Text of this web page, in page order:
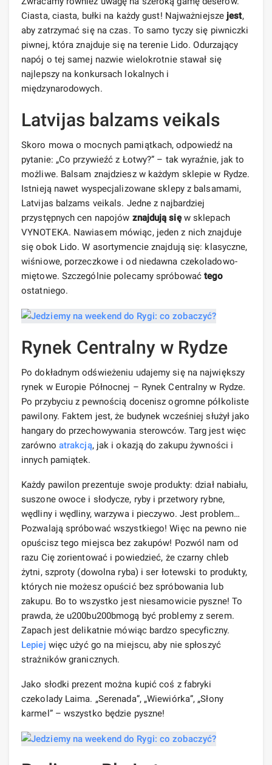
Ciasta, ciasta, bułki na każdy gust! Najważniejszejest,
aby zatrzymać się na czas. To samo tyczy się piwniczki
piwnej, która znajduje się na terenie Lido. Odurzający
napój o tej samej nazwie wielokrotnie stawał się
najlepszy na konkursach lokalnych i
międzynarodowych.
Latvijas balzams veikals
Skoro mowa o mocnych pamiątkach, odpowiedź na
pytanie: „Co przywieźć z Łotwy?” – tak wyraźnie, jak to
możliwe. Balsam znajdziesz w każdym sklepie w Rydze.
Istnieją nawet wyspecjalizowane sklepy z balsamami,
Latvijas balzams veikals. Jedne z najbardziej
przystępnych cen napojów znajdują sięw sklepach
VYNOTEKA. Nawiasem mówiąc, jeden z nich znajduje
się obok Lido. W asortymencie znajdują się: klasyczne,
wiśniowe, porzeczkowe i od niedawna czekoladowo-
miętowe. Szczególnie polecamy spróbować tego
ostatniego.
Rynek Centralny w Rydze
Po dokładnym odświeżeniu udajemy się na największy
rynek w Europie Północnej – Rynek Centralny w Rydze.
Po przybyciu z pewnością docenisz ogromne półkoliste
pawilony. Faktem jest, że budynek wcześniej służył jako
hangary do przechowywania sterowców. Targ jest więc
zarówno atrakcją, jak i okazją do zakupu żywności i
innych pamiątek.
Każdy pawilon prezentuje swoje produkty: dział nabiału,
suszone owoce i słodycze, ryby i przetwory rybne,
wędliny i wędliny, warzywa i pieczywo. Jest problem…
Pozwalają spróbować wszystkiego! Więc na pewno nie
opuścisz tego miejsca bez zakupów! Pozwól nam od
razu Cię zorientować i powiedzieć, że czarny chleb
żytni, szproty (dowolna ryba) i ser łotewski to produkty,
których nie możesz opuścić bez spróbowania lub
zakupu. Bo to wszystko jest niesamowicie pyszne! To
prawda, że ​​u200bu200bmogą być problemy z serem.
Zapach jest delikatnie mówiąc bardzo specyficzny.
Lepiej więc użyć go na miejscu, aby nie spłoszyć
strażników granicznych.
Jako słodki prezent można kupić coś z fabryki
czekolady Laima. „Serenada”, „Wiewiórka”, „Słony
karmel” – wszystko będzie pyszne!